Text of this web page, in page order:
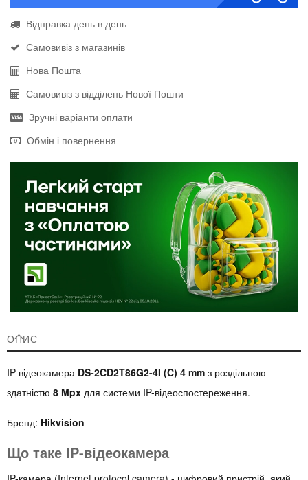
Відправка день в день
Самовивіз з магазинів
Нова Пошта
Самовивіз з відділень Нової Пошти
Зручні варіанти оплати
Обмін і повернення
ОПИС
IP-відеокамера DS-2CD2T86G2-4I (C) 4 mm з роздільною
здатністю 8 Mpx для системи IP-відеоспостереження.
Бренд: Hikvision
Що таке IP-відеокамера